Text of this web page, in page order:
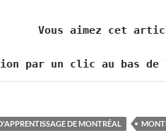
Vous aimez cet
par un clic au bas de
DE MONTRÉAL